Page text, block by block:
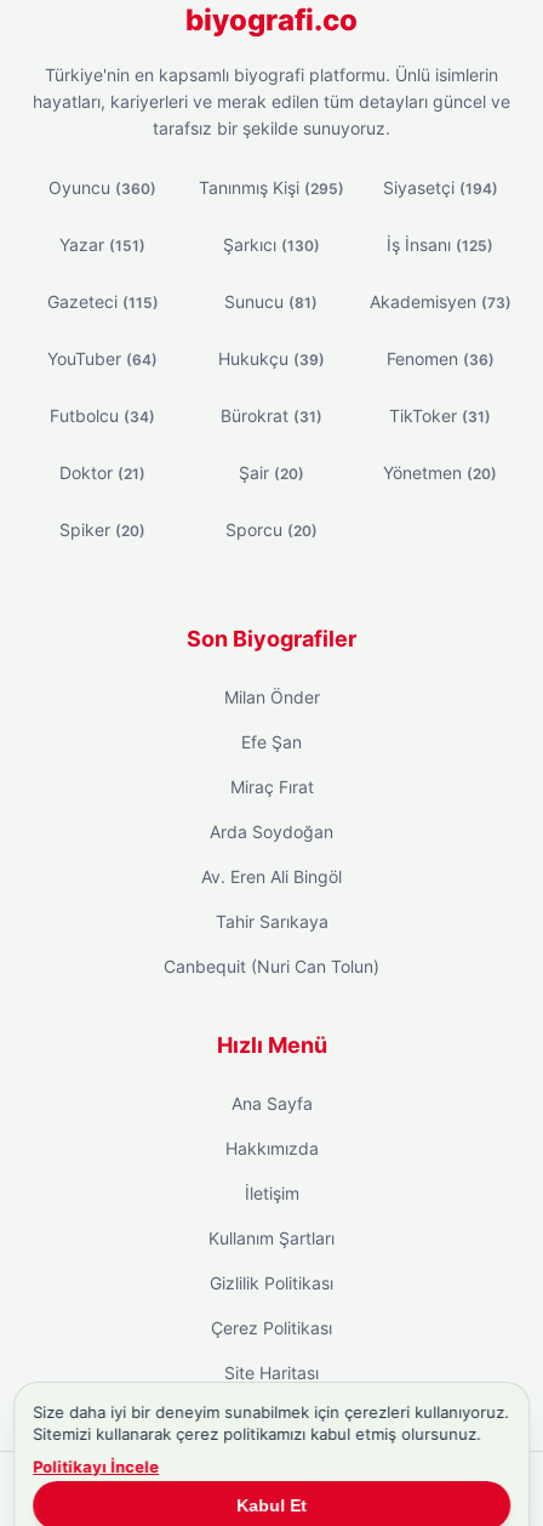
biyografi.co
Türkiye'nin en kapsamlı biyografi platformu. Ünlü isimlerin
hayatları, kariyerleri ve merak edilen tüm detayları güncel ve
tarafsız bir şekilde sunuyoruz.
Oyuncu (360) Tanınmış Kişi (295) Siyasetçi (194)
Yazar (151) Şarkıcı (130) İş İnsanı (125)
Gazeteci (115) Sunucu (81) Akademisyen (73)
YouTuber (64) Hukukçu (39) Fenomen (36)
Futbolcu (34) Bürokrat (31) TikToker (31)
Doktor (21) Şair (20) Yönetmen (20)
Spiker (20) Sporcu (20)
Son Biyografiler
Milan Önder
Efe Şan
Miraç Fırat
Arda Soydoğan
Av. Eren Ali Bingöl
Tahir Sarıkaya
Canbequit (Nuri Can Tolun)
Hızlı Menü
Ana Sayfa
Hakkımızda
İletişim
Kullanım Şartları
Gizlilik Politikası
Çerez Politikası
Site Haritası
Türkiye'ninBiyografi Sitesi
Size daha iyi bir deneyim sunabilmek için çerezleri kullanıyoruz.
Sitemizi kullanarak çerez politikamızı kabul etmiş olursunuz.
Politikayı İncele
Kabul Et